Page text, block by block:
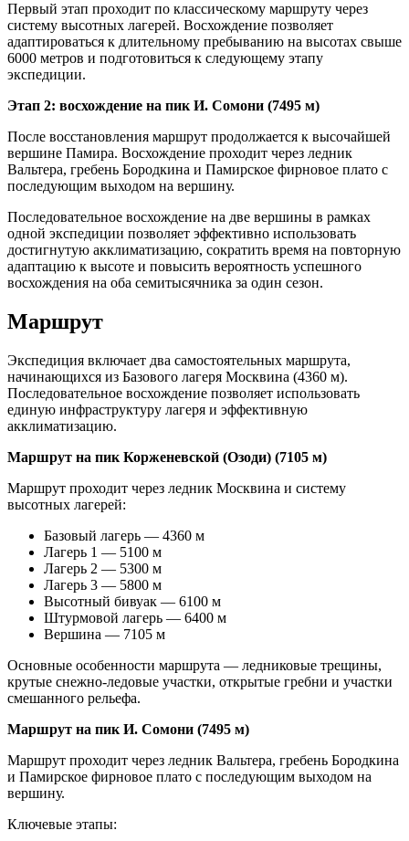
Первый этап проходит по классическому маршруту через
систему высотных лагерей. Восхождение позволяет
адаптироваться к длительному пребыванию на высотах свыше
6000 метров и подготовиться к следующему этапу
экспедиции.
Этап 2: восхождение на пик И. Сомони (7495 м)
После восстановления маршрут продолжается к высочайшей
вершине Памира. Восхождение проходит через ледник
Вальтера, гребень Бородкина и Памирское фирновое плато с
последующим выходом на вершину.
Последовательное восхождение на две вершины в рамках
одной экспедиции позволяет эффективно использовать
достигнутую акклиматизацию, сократить время на повторную
адаптацию к высоте и повысить вероятность успешного
восхождения на оба семитысячника за один сезон.
Маршрут
Экспедиция включает два самостоятельных маршрута,
начинающихся из Базового лагеря Москвина (4360 м).
Последовательное восхождение позволяет использовать
единую инфраструктуру лагеря и эффективную
акклиматизацию.
Маршрут на пик Корженевской (Озоди) (7105 м)
Маршрут проходит через ледник Москвина и систему
высотных лагерей:
Базовый лагерь — 4360 м
Лагерь 1 — 5100 м
Лагерь 2 — 5300 м
Лагерь 3 — 5800 м
Высотный бивуак — 6100 м
Штурмовой лагерь — 6400 м
Вершина — 7105 м
Основные особенности маршрута — ледниковые трещины,
крутые снежно-ледовые участки, открытые гребни и участки
смешанного рельефа.
Маршрут на пик И. Сомони (7495 м)
Маршрут проходит через ледник Вальтера, гребень Бородкина
и Памирское фирновое плато с последующим выходом на
вершину.
Ключевые этапы: